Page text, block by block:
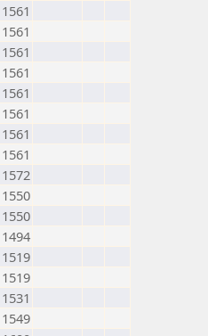
1561
1561
1561
1561
1561
1561
1561
1561
1572
1550
1550
1494
1519
1519
1531
1549